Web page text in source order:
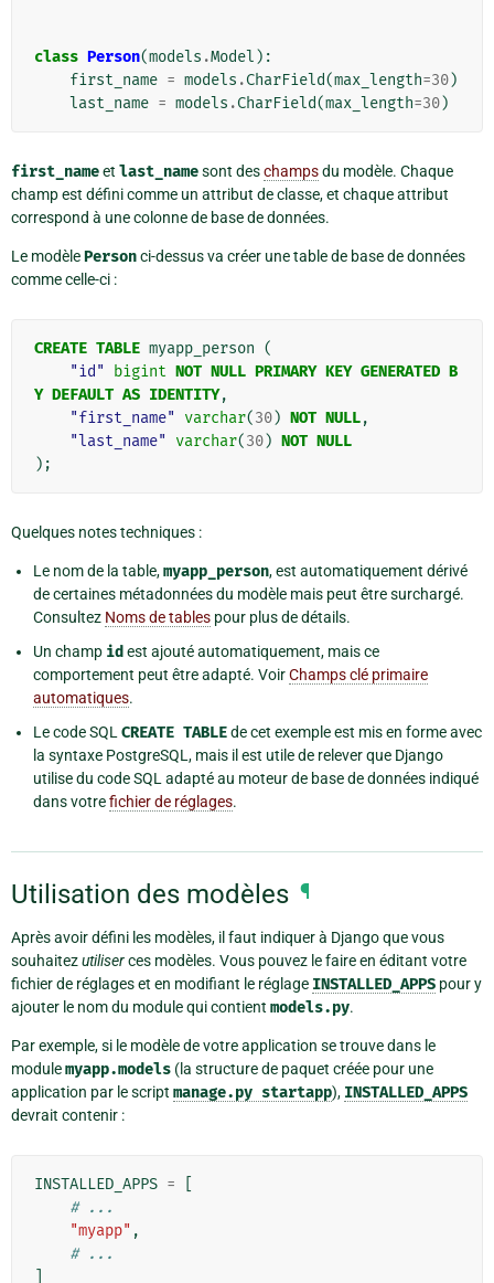
class Person(models .Model ):
first_name = models .CharField(max_length=30)
last_name = models .CharField(max_length=30)
first_nameet last_namesont deschampsdu modèle. Chaque
champ est défini comme un attribut de classe, et chaque attribut
correspond à une colonne de base de données.
Le modèlePersonci-dessus va créer une table de base de données
comme celle-ci :
CREATE TABLE myapp_person (
"id"
bigint NOT NULL PRIMARY KEY GENERATED B
Y DEFAULT AS IDENTITY,
"first_name"
varchar(30) NOT NULL,
"last_name"
varchar(30) NOT NULL
);
Quelques notes techniques :
Le nom de la table,myapp_person, est automatiquement dérivé
de certaines métadonnées du modèle mais peut être surchargé.
Consultez Noms de tables pour plus de détails.
Un champ id est ajouté automatiquement, mais ce
comportement peut être adapté. VoirChamps clé primaire
automatiques.
Le code SQLCREATE TABLEde cet exemple est mis en forme avec
la syntaxe PostgreSQL, mais il est utile de relever que Django
utilise du code SQL adapté au moteur de base de données indiqué
dans votrefichier de réglages.
Utilisation des modèles ¶
Après avoir défini les modèles, il faut indiquer à Django que vous
souhaitezutiliserces modèles. Vous pouvez le faire en éditant votre
fichier de réglages et en modifiant le réglage INSTALLED_APPS pour y
ajouter le nom du module qui contient models.py.
Par exemple, si le modèle de votre application se trouve dans le
modulemyapp.models (la structure de paquet créée pour une
application par le script manage.py startapp), INSTALLED_APPS
devrait contenir :
INSTALLED_APPS =
# ...
"myapp" ,
# ...